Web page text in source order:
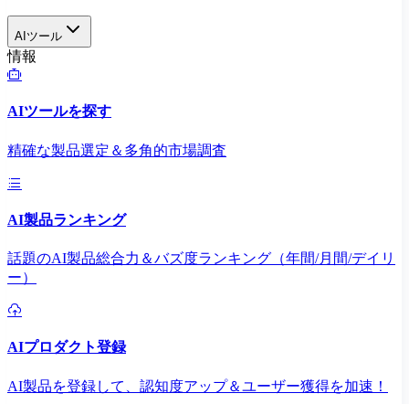
AIツール
情報
AIツールを探す
精確な製品選定＆多角的市場調査
AI製品ランキング
話題のAI製品総合力＆バズ度ランキング（年間/月間/デイリ
ー）
AIプロダクト登録
AI製品を登録して、認知度アップ＆ユーザー獲得を加速！